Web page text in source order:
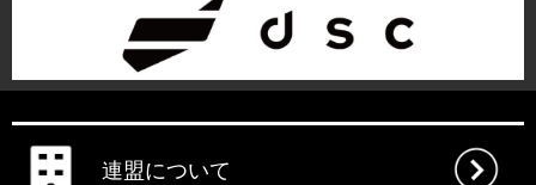
連盟について